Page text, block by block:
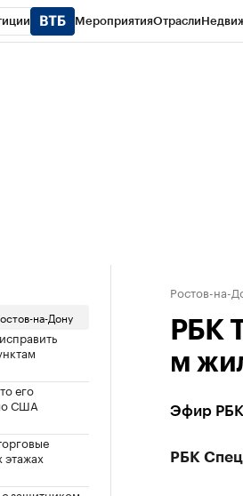
МероприятияОтрасли
на-Дону
его
США
этажах
Ростов-на-
РБК
м
Эфир
РБК